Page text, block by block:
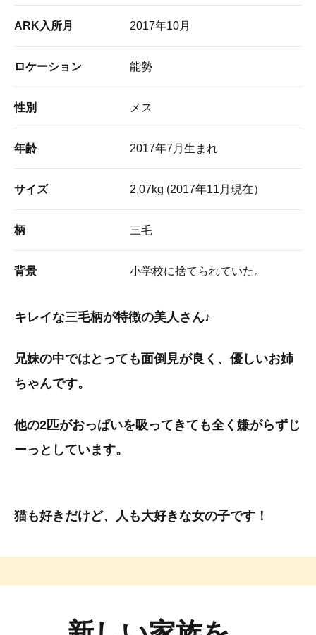
ARK入所月 2017年10月
ロケーション 能勢
性別 メス
年齢 2017年7月生まれ
サイズ 2,07kg (2017年11月現在）
柄 三毛
背景 小学校に捨てられていた。
キレイな三毛柄が特徴の美人さん♪
兄妹の中ではとっても面倒見が良く、優しいお姉
ちゃんです。
他の2匹がおっぱいを吸ってきても全く嫌がらずじ
ーっとしています。
猫も好きだけど、人も大好きな女の子です！